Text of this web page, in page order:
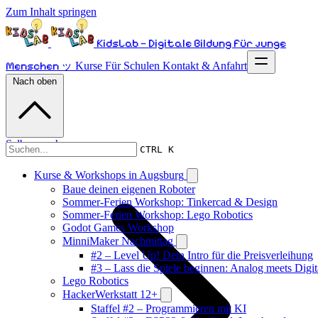
Zum Inhalt springen
KidsLab – Digitale Bildung für junge
Menschen ッ Kurse Für Schulen Kontakt & Anfahrt
CTRL K
Kurse & Workshops in Augsburg
Baue deinen eigenen Roboter
Sommer-Ferien Workshop: Tinkercad & Design
Sommer-Ferien Workshop: Lego Robotics
Godot Games Workshop
MinniMaker Nachmittag
#2 – Level Up! Dein Intro für die Preisverleihung
#3 – Lass die Spiele beginnen: Analog meets
Lego Robotics
HackerWerkstatt 12+
Staffel #2 – Programmieren mit KI
Nach oben
Selber machen